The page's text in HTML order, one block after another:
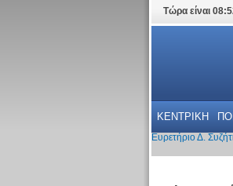
Τώρα είναι
ΚΕΝΤΡΙΚΗ
Ευρετήριο Δ.